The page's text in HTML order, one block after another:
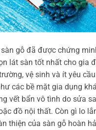
gỗ đã được chứng
lát sàn tốt nhất cho gia
vệ sinh và ít yêu
các bề mặt gia dụng
vết bẩn vô tình do sửa
đồ nội thất. Còn gì lo
thiện của sàn gỗ hoàn